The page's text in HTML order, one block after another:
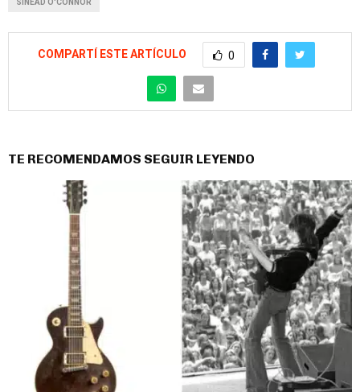
SINEAD O'CONNOR
COMPARTÍ ESTE ARTÍCULO 0
TE RECOMENDAMOS SEGUIR LEYENDO